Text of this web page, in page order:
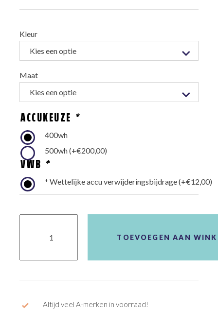
From:
Kleur
Maat
ACCUKEUZE *
400wh
500wh(+€200,00)
VWB *
* Wettelijke accu verwijderingsbijdrage(+€12,00)
TOEVOEGEN AAN
Altijd veel A-merken in voorraad!